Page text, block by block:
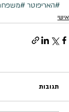
#האריפוטר
אישי
תגובות